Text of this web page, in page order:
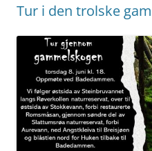
Tur i den trolske